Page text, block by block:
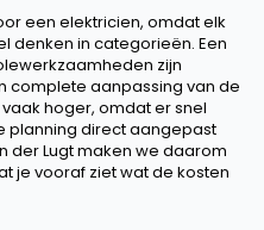
een elektricien, omdat elk
denken in categorieën. Een
zijn
complete aanpassing van de
hoger, omdat er snel
planning direct aangepast
der Lugt maken we daarom
je vooraf ziet wat de kosten